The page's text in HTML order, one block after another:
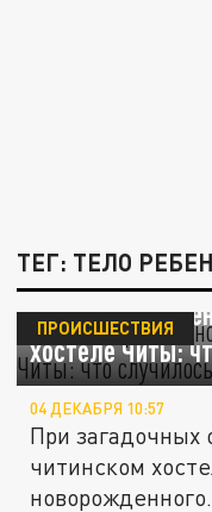
ТЕГ: ТЕЛО
Тело
хостеле Читы:
ПРОИСШЕСТВИЯ
04 ДЕКАБРЯ 10:57
При загадочных
читинском
новорожденного.